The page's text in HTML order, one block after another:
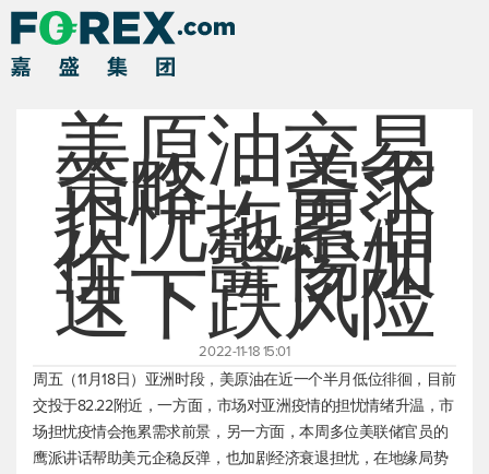
美原油交易
策略：需求
担忧拖累油
价，警惕加
速下跌风险
2022-11-18 15:01
周五（11月18日）亚洲时段， 美原油在近一个半月低位徘徊，目前
交投于82.22附近，一方面，市场对亚洲疫情的担忧情绪升温，市
场担忧疫情会拖累需求前景，另一方面，本周多位美联储官员的
鹰派讲话帮助美元企稳反弹，也加剧经济衰退担忧，在地缘局势